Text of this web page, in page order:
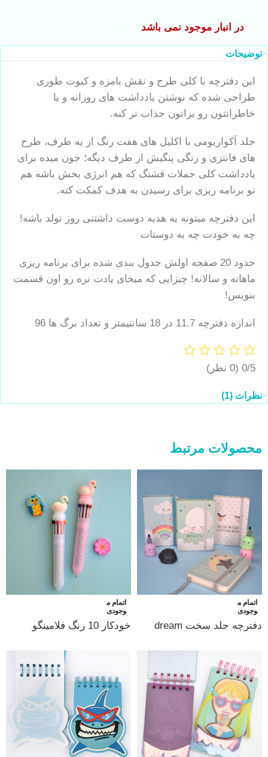
در انبار موجود نمی باشد
توضیحات
این دفترچه با کلی طرح و نقش بامزه و کیوت طوری
طراحی شده که نوشتن یادداشت های روزانه و یا
خاطراتتون رو براتون جذاب تر کنه.
جلد آکواریومی با اکلیل های هفت رنگ از یه طرف، طرح
های فانتزی و رنگی پنگیش از طرف دیگه؛ جون میده برای
یادداشت کلی جملات قشنگ که هم انرژی بخش باشه هم
تو برنامه ریزی برای رسیدن به هدف کمکت کنه.
این دفترچه میتونه یه هدیه دوست داشتنی روز تولد باشه!
چه به خودت چه به دوستات
حدود 20 صفحه اولش جدول بندی شده برای برنامه ریزی
ماهانه و سالانه! چیزایی که میخای یادت نره رو اون قسمت
بنویس!
اندازه دفترچه 11.7 در 18 سانتیمتر و تعداد برگ ها 96
0/5 (0 نظر)
نظرات (1)
محصولات مرتبط
اتمام م
وجودی
دفترچه جلد سخت dream
اتمام م
وجودی
خودکار 10 رنگ فلامینگو